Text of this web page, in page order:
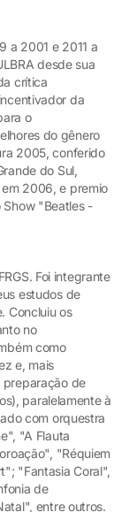
a 2001 e 2011 a
desde sua
crítica
da
o
do gênero
2005, conferido
do Sul,
2006, e premio
"Beatles -
Foi integrante
estudos de
Concluiu os
no
como
e, mais
preparação de
paralelamente à
com orquestra
"A Flauta
"Réquiem
"Fantasia Coral",
de
entre outros.